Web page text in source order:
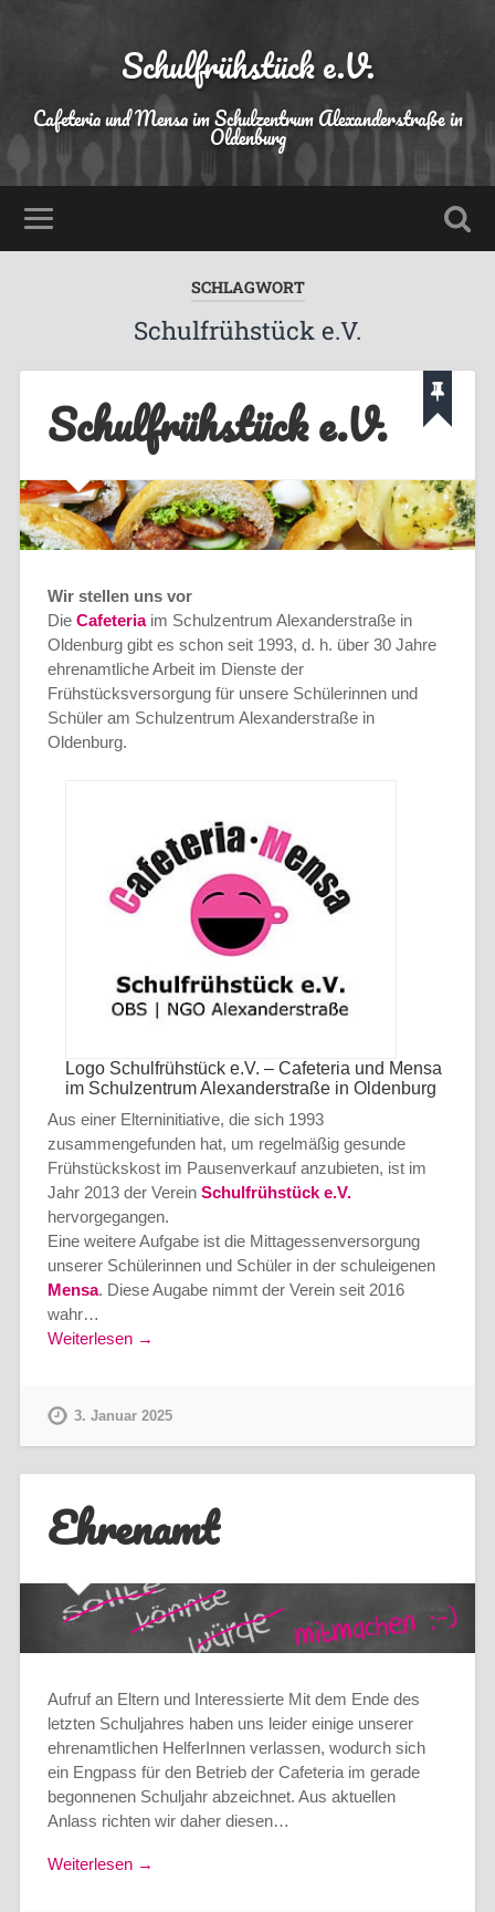
Schulfrühstück e.V.
Cafeteria und Mensa im Schulzentrum Alexanderstraße in
Oldenburg
SCHLAGWORT
Schulfrühstück e.V.
Schulfrühstück e.V.
Wir stellen uns vor
Die Cafeteriaim Schulzentrum Alexanderstraße in
Oldenburg gibt es schon seit 1993, d. h. über 30 Jahre
ehrenamtliche Arbeit im Dienste der
Frühstücksversorgung für unsere Schülerinnen und
Schüler am Schulzentrum Alexanderstraße in
Oldenburg.
Logo Schulfrühstück e.V. – Cafeteria und Mensa
im Schulzentrum Alexanderstraße in Oldenburg
Aus einer Elterninitiative, die sich 1993
zusammengefunden hat, um regelmäßig gesunde
Frühstückskost im Pausenverkauf anzubieten, ist im
Jahr 2013 der Verein Schulfrühstück e.V.
hervorgegangen.
Eine weitere Aufgabe ist die Mittagessenversorgung
unserer Schülerinnen und Schüler in der schuleigenen
Mensa. Diese Augabe nimmt der Verein seit 2016
wahr…
Weiterlesen →
3. Januar 2025
Ehrenamt
Aufruf an Eltern und Interessierte Mit dem Ende des
letzten Schuljahres haben uns leider einige unserer
ehrenamtlichen HelferInnen verlassen, wodurch sich
ein Engpass für den Betrieb der Cafeteria im gerade
begonnenen Schuljahr abzeichnet. Aus aktuellen
Anlass richten wir daher diesen…
Weiterlesen →